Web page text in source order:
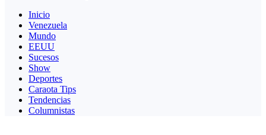
Inicio
Venezuela
Mundo
EEUU
Sucesos
Show
Deportes
Caraota Tips
Tendencias
Columnistas